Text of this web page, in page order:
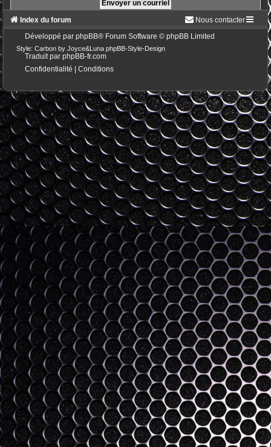
Index du forum
Nous contacter
Développé par phpBB® Forum Software © phpBB Limited
Style: Carbon by Joyce&LunaphpBB-Style-Design
Traduit par phpBB-fr.com
Confidentialité | Conditions